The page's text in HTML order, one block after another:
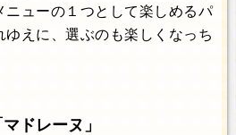
ニューの１つとして楽しめるパ
ゆえに、選ぶのも楽しくなっち
ドレーヌ」